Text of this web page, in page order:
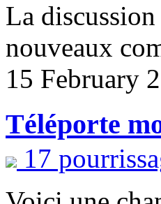
La
nouveaux
15 February
Téléporte
17